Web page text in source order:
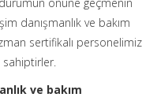
danışmanlık ve bakım
sertifikalı personelimiz
ve bakım